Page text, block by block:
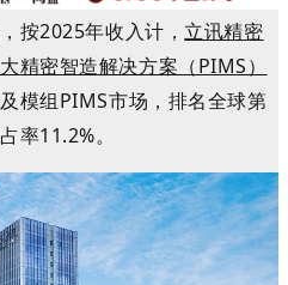
按2025年收入计， 立讯精密
精密智造解决方案（PIMS）
模组PIMS市场，排名全球第
率11.2%。